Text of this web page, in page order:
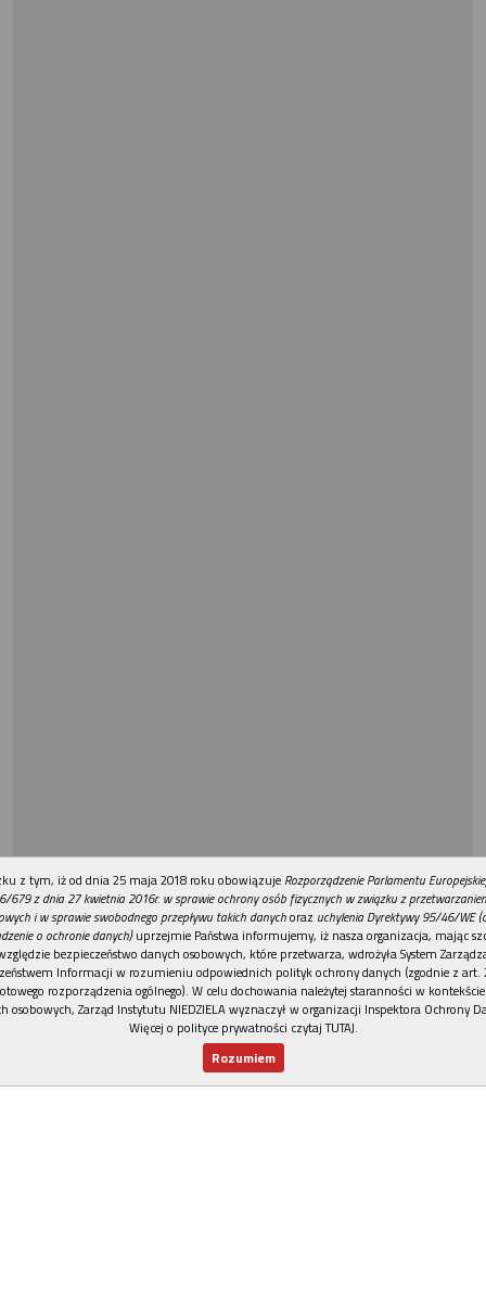
REKLAMA
z tym, iż od dnia 25 maja 2018 roku obowiązuje Rozporządzenie Parlamentu
679 z dnia 27 kwietnia 2016r. w sprawie ochrony osób fizycznych w związku z
i w sprawie swobodnego przepływu takich danychoraz uchylenia Dyrektywy 95/46/WE
o ochronie danych)uprzejmie Państwa informujemy, iż nasza organizacja, mając
bezpieczeństwo danych osobowych, które przetwarza, wdrożyła System
Informacji w rozumieniu odpowiednich polityk ochrony danych (zgodnie z art.
rozporządzenia ogólnego). W celu dochowania należytej staranności w
osobowych, Zarząd Instytutu NIEDZIELA wyznaczył w organizacji Inspektora Ochrony
Więcej o polityce prywatności czytaj TUTAJ.
Rozumiem